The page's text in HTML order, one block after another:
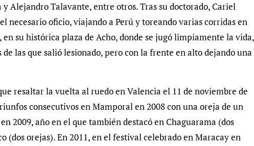
Alejandro Talavante, entre otros. Tras su doctorado, Cariel
necesario oficio, viajando a Perú y toreando varias corridas en
su histórica plaza de Acho, donde se jugó limpiamente la vida,
las que salió lesionado, pero con la frente en alto dejando una
resaltar la vuelta al ruedo en Valencia el 11 de noviembre de
consecutivos en Mamporal en 2008 con una oreja de un
2009, año en el que también destacó en Chaguarama (dos
(dos orejas). En 2011, en el festival celebrado en Maracay en